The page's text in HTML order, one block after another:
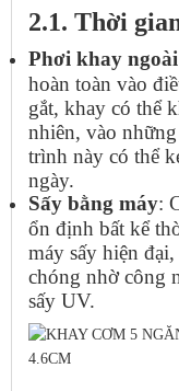
2.1. Thời
Phơi khay
hoàn toàn vào
gắt, khay có thể
nhiên, vào
trình này có thể
ngày.
Sấy bằng máy:
ổn định bất kể
máy sấy hiện
chóng nhờ công
sấy UV.